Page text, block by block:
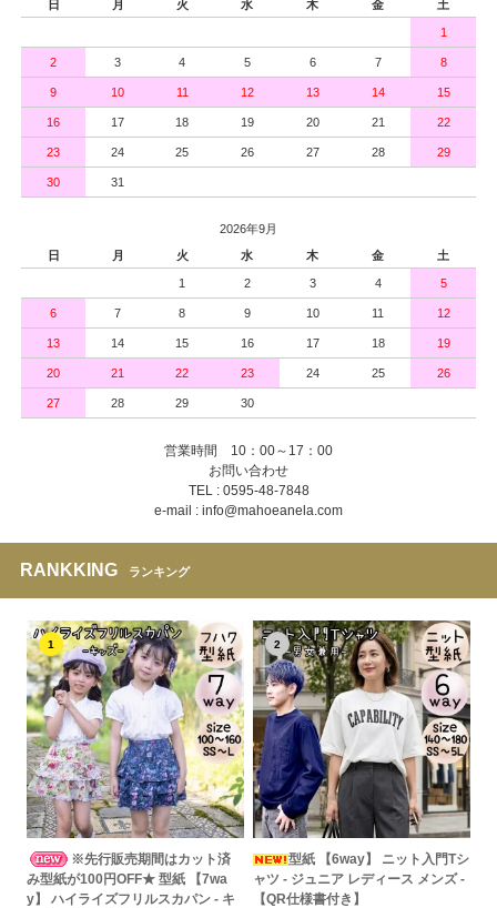
日 月 火 水 木 金 土
1
2 3 4 5 6 7 8
9 10 11 12 13 14 15
16 17 18 19 20 21 22
23 24 25 26 27 28 29
30 31
2026年9月
日
月 火 水 木 金 土
1 2 3 4 5
6 7 8 9 10 11 12
13 14 15 16 17 18 19
20 21 22 23 24 25 26
27 28 29 30
営業時間 10：00～17：00
お問い合わせ
TEL : 0595-48-7848
e-mail : info@mahoeanela.com
RANKKING ランキング
1
※先行販売期間はカット済
み型紙が100円OFF★ 型紙 【7wa
y】 ハイライズフリルスカパン - キ
2
型紙 【6way】 ニット入門Tシ
ャツ - ジュニア レディース メンズ -
【QR仕様書付き】